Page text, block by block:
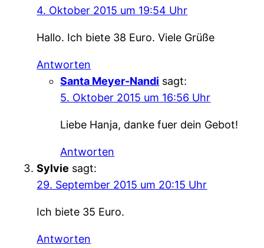
4. Oktober 2015 um 19:54 Uhr
Hallo. Ich biete 38 Euro. Viele Grüße
Antworten
Santa Meyer-Nandi sagt:
5. Oktober 2015 um 16:56 Uhr
Liebe Hanja, danke fuer dein Gebot!
Antworten
Sylvie sagt:
29. September 2015 um 20:15 Uhr
Ich biete 35 Euro.
Antworten